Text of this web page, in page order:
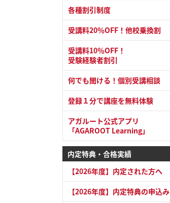
各種割引制度
受講料20％OFF！他校乗換割
受講料10％OFF！
受験経験者割引
何でも聞ける！個別受講相談
登録１分で講座を無料体験
アガルート公式アプリ
「AGAROOT Learning」
内定特典・合格実績
【2026年度】内定された方へ
【2026年度】内定特典の申込み